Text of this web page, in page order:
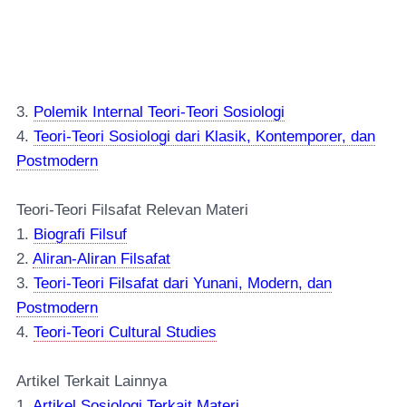
3. Polemik Internal Teori-Teori Sosiologi
4. Teori-Teori Sosiologi dari Klasik, Kontemporer, dan
Postmodern
Teori-Teori Filsafat Relevan Materi
1. Biografi Filsuf
2. Aliran-Aliran Filsafat
3. Teori-Teori Filsafat dari Yunani, Modern, dan
Postmodern
4. Teori-Teori Cultural Studies
Artikel Terkait Lainnya